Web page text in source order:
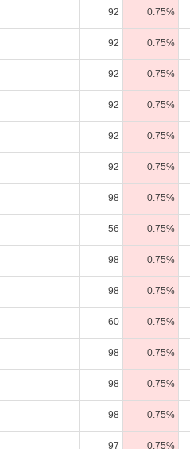
92 0.75%
92 0.75%
92 0.75%
92 0.75%
92 0.75%
92 0.75%
98 0.75%
56 0.75%
98 0.75%
98 0.75%
60 0.75%
98 0.75%
98 0.75%
98 0.75%
97 0.75%